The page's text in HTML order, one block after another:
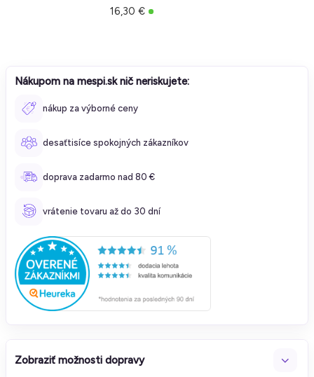
16,30 €
Nákupom na mespi.sk nič neriskujete:
nákup za výborné ceny
desaťtisíce spokojných zákazníkov
doprava zadarmo nad 80 €
vrátenie tovaru až do 30 dní
Zobraziť možnosti dopravy